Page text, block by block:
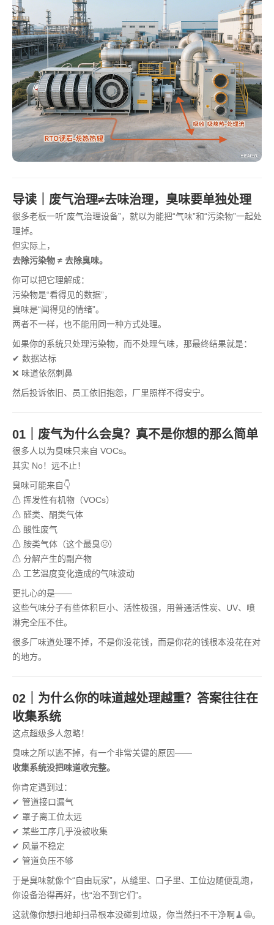
导读｜废气治理≠去味治理，臭味要单独处理
很多老板一听“废气治理设备”，就以为能把“气味”和“污染物”一起处
理掉。
但实际上，
去除污染物 ≠ 去除臭味。
你可以把它理解成：
污染物是“看得见的数据”，
臭味是“闻得见的情绪”。
两者不一样，也不能用同一种方式处理。
如果你的系统只处理污染物，而不处理气味，那最终结果就是：
✔ 数据达标
❌ 味道依然刺鼻
然后投诉依旧、员工依旧抱怨，厂里照样不得安宁。
01｜废气为什么会臭？真不是你想的那么简单
很多人以为臭味只来自 VOCs。
其实 No！远不止！
臭味可能来自👇
⚠ 挥发性有机物（VOCs）
⚠ 醛类、酮类气体
⚠ 酸性废气
⚠ 胺类气体（这个最臭🤢）
⚠ 分解产生的副产物
⚠ 工艺温度变化造成的气味波动
更扎心的是——
这些气味分子有些体积巨小、活性极强，用普通活性炭、UV、喷
淋完全压不住。
很多厂味道处理不掉，不是你没花钱，而是你花的钱根本没花在对
的地方。
02｜为什么你的味道越处理越重？答案往往在
收集系统
这点超级多人忽略！
臭味之所以逃不掉，有一个非常关键的原因——
收集系统没把味道收完整。
你肯定遇到过：
✔ 管道接口漏气
✔ 罩子离工位太远
✔ 某些工序几乎没被收集
✔ 风量不稳定
✔ 管道负压不够
于是臭味就像个“自由玩家”，从缝里、口子里、工位边随便乱跑，
你设备治得再好，也“治不到它们”。
这就像你想扫地却扫帚根本没碰到垃圾，你当然扫不干净啊🧹😅。